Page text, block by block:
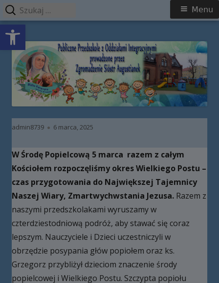
Open toolbar
Przeskocz
treści
Publiczne Przedszkole z Oddziałami
Integracyjnymi prowadzone przez
Zgromadzenie Sióstr Augustianek
Menu
główne
Menu
Autor
admin8739 Opublikowano
6 marca, 2025
W Środę Popielcową 5 marca razem z całym
Kościołem rozpoczęliśmy okres Wielkiego Postu –
czas przygotowania do Największej Tajemnicy
Naszej Wiary, Zmartwychwstania Jezusa. Razem z
naszymi przedszkolakami wyruszamy w
czterdziestodniową podróż, aby stawać się coraz
lepszym. Nauczyciele i Dzieci uczestniczyli w
obrzędzie posypania głów popiołem oraz ks.
Grzegorz przybliżył dzieciom znaczenie środy
popielcowej i Wielkiego Postu. Szczypta popiołu